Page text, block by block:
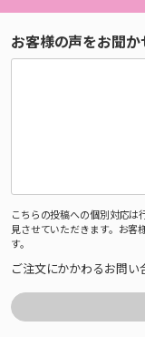
お客様の声をお聞か
こちらの投稿への個別対応は
見させていただきます。お客
す。
ご注文にかかわるお問い